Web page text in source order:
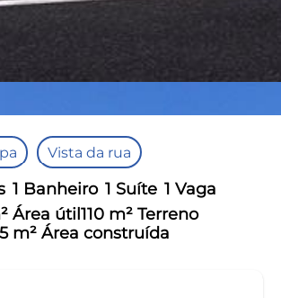
Vista da rua
1 Banheiro 1 Suíte 1 Vaga
Área útil 110 m² Terreno
m² Área construída